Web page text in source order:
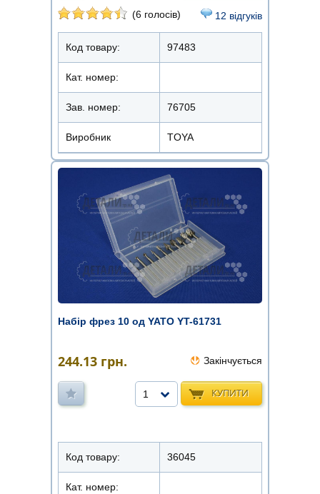
(6 голосів) 12 відгуків
Код товару: 97483
Кат. номер:
Зав. номер: 76705
Виробник TOYA
Набір фрез 10 од YATO YT-61731
244.13 грн. Закінчується
КУПИТИ
1
Код товару: 36045
Кат. номер: